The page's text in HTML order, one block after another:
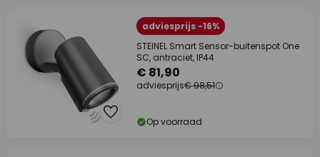
adviesprijs -16%
STEINEL Smart Sensor-buitenspot One
SC, antraciet, IP44
€ 81,90
adviesprijs€ 98,51
Op voorraad